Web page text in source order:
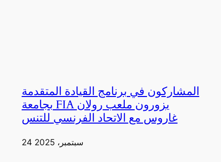
المشاركون في برنامج القيادة المتقدمة
بجامعة FIA يزورون ملعب رولان
غاروس مع الاتحاد الفرنسي للتنس
24 سبتمبر، 2025